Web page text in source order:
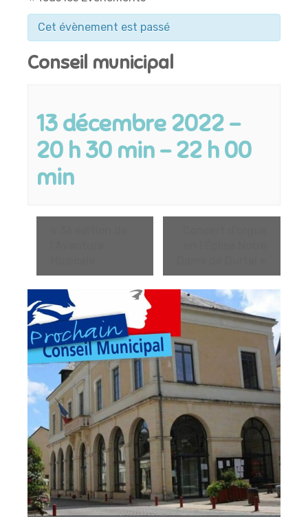
Cet évènement est passé
Conseil municipal
13 décembre 2022 -
20 h 30 min-22 h 00
min